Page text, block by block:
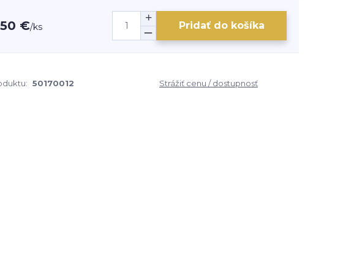
€/ks Pridať do košíka
50170012 Strážiť cenu / dostupnosť